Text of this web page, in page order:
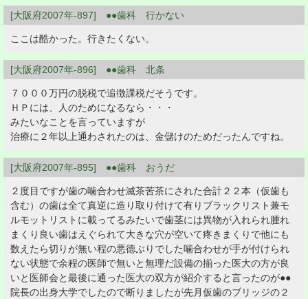
[大阪府2007年-897] ●●歯科 行かない
ここは酷かった。行きたくない。
[大阪府2007年-896] ●●歯科 北条
７０００万円の脱税で追徴課税だそうです。
ＨＰには、人のためになるなら・・・
みたいなことを言っていますが
治療に２年以上通わされたのは、金儲けのためだったんですね。
[大阪府2007年-895] ●●歯科 おうだ
２度目ですが歯の噛合わせ滅茶苦茶にされた合計２２本（仮歯も
含む）の歯は全て真逆に造り取り付けて有りブラックリスト兼モ
ルモットリストに載ってるみたいで歯茎には異物が入れられ腫れ
まくり良い歯はえぐられて大きな穴が空いて疼きまくりで他にも
数えたら切りが無い程の悪徳ぶりでした噛合わせが手が付けられ
ない状態で余程の医師で無いと無理だ設備の揃った医大の方が良
いと医師会と最後に通った医大の双方が紹介すると言ったのが●●
院長の出身大学でしたので断りましたが先月仮歯のブリッジの２